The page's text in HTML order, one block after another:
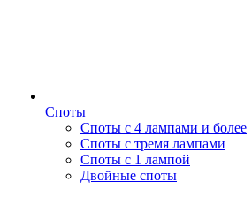
Споты
Споты с 4 лампами и более
Споты с тремя лампами
Споты с 1 лампой
Двойные споты